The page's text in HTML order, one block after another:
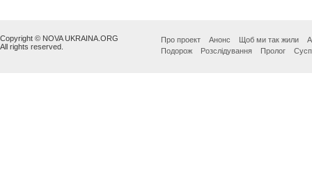
Copyright © NOVA UKRAINA.ORG
All rights reserved.
Про проект Анонс Щоб ми так жили
Подорож
Розслідування Пролог